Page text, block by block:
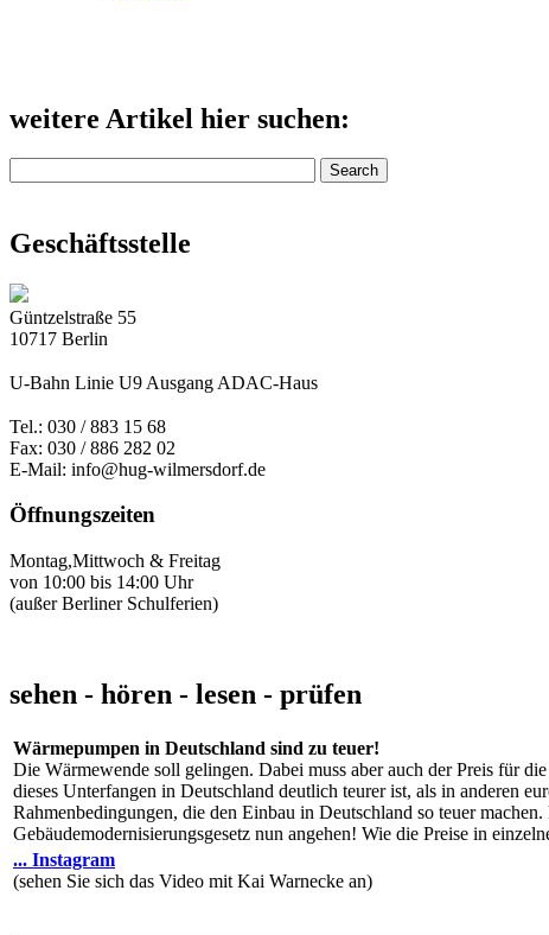
weitere Artikel hier suchen:
Geschäftsstelle
Güntzelstraße 55
10717 Berlin
U-Bahn Linie U9 Ausgang ADAC-Haus
Tel.: 030 / 883 15 68
Fax: 030 / 886 282 02
E-Mail: info@hug-wilmersdorf.de
Öffnungszeiten
Montag,Mittwoch & Freitag
von 10:00 bis 14:00 Uhr
(außer Berliner Schulferien)
sehen - hören - lesen - prüfen
Wärmepumpen in Deutschland sind zu teuer!
Die Wärmewende soll gelingen. Dabei muss aber auch der Preis für
dieses Unterfangen in Deutschland deutlich teurer ist, als in anderen
Rahmenbedingungen, die den Einbau in Deutschland so teuer
Gebäudemodernisierungsgesetz nun angehen! Wie die Preise in
... Instagram
(sehen Sie sich das Video mit Kai Warnecke an)